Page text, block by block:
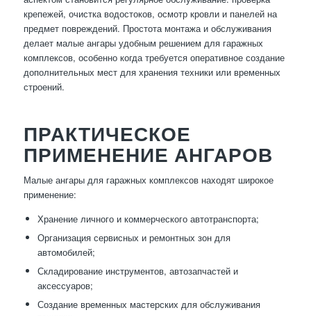
крепежей, очистка водостоков, осмотр кровли и панелей на
предмет повреждений. Простота монтажа и обслуживания
делает малые ангары удобным решением для гаражных
комплексов, особенно когда требуется оперативное создание
дополнительных мест для хранения техники или временных
строений.
ПРАКТИЧЕСКОЕ
ПРИМЕНЕНИЕ АНГАРОВ
Малые ангары для гаражных комплексов находят широкое
применение:
Хранение личного и коммерческого автотранспорта;
Организация сервисных и ремонтных зон для
автомобилей;
Складирование инструментов, автозапчастей и
аксессуаров;
Создание временных мастерских для обслуживания